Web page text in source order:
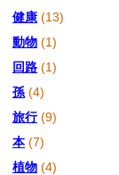
健康 (13)
動物 (1)
回路 (1)
孫 (4)
旅行(9)
本(7)
植物 (4)